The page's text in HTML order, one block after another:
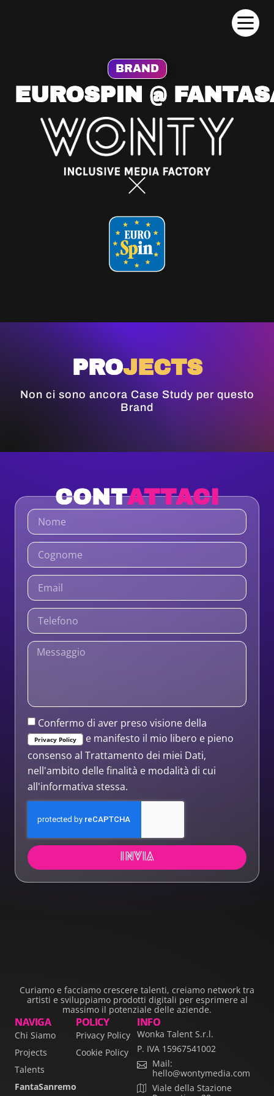
BRAND
EUROSPIN @
PROJECTS
Non ci sono ancora Case Study per questo
Brand
CONTATTACI
Confermo di aver preso visione della
Privacy Policy
e manifesto il mio libero e pieno
consenso al Trattamento dei miei Dati,
nell'ambito delle finalità e modalità di cui
all'informativa stessa.
INVIA
Curiamo e facciamo crescere talenti, creiamo network tra
artisti e sviluppiamo prodotti digitali per esprimere al
massimo il potenziale delle aziende.
NAVIGA
Chi Siamo
Projects
Talents
FantaSanremo
POLICY
Privacy Policy
Cookie Policy
INFO
Wonka Talent S.r.l.
P. IVA 15967541002
Mail:
hello@wontymedia.com
Viale della Stazione